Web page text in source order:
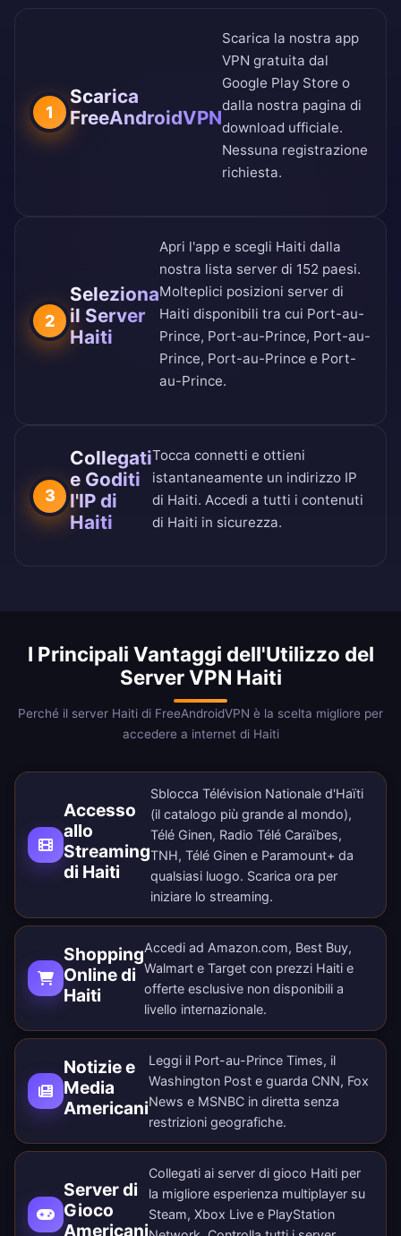
1
Scarica
FreeAndroidVPN
Scarica la nostra app
VPN gratuita dal
Google Play Store o
dalla nostra pagina di
download ufficiale.
Nessuna registrazione
richiesta.
2
Seleziona
il Server
Haiti
Apri l'app e scegli Haiti dalla
nostra lista server di 152 paesi.
Molteplici posizioni server di
Haiti disponibili tra cui Port-au-
Prince, Port-au-Prince, Port-au-
Prince, Port-au-Prince e Port-
au-Prince.
3
Collegati
e Goditi
l'IP di
Haiti
Tocca connetti e ottieni
istantaneamente un indirizzo IP
di Haiti. Accedi a tutti i contenuti
di Haiti in sicurezza.
I Principali Vantaggi dell'Utilizzo del
Server VPN Haiti
Perché il server Haiti di FreeAndroidVPN è la scelta migliore per
accedere a internet di Haiti
Accesso
allo
Streaming
di Haiti
Sblocca Télévision Nationale d'Haïti
(il catalogo più grande al mondo),
Télé Ginen, Radio Télé Caraïbes,
TNH, Télé Ginen e Paramount+ da
qualsiasi luogo. Scarica ora per
iniziare lo streaming.
Shopping
Online di
Haiti
Accedi ad Amazon.com, Best Buy,
Walmart e Target con prezzi Haiti e
offerte esclusive non disponibili a
livello internazionale.
Notizie e
Media
Americani
Leggi il Port-au-Prince Times, il
Washington Post e guarda CNN, Fox
News e MSNBC in diretta senza
restrizioni geografiche.
Server di
Gioco
Americani
Collegati ai server di gioco Haiti per
la migliore esperienza multiplayer su
Steam, Xbox Live e PlayStation